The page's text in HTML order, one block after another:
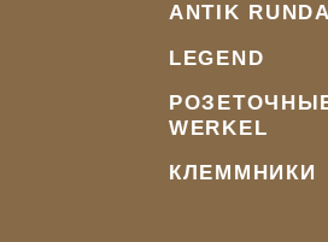
ANTIK RUNDA
LEGEND
WERKEL
КЛЕММНИКИ